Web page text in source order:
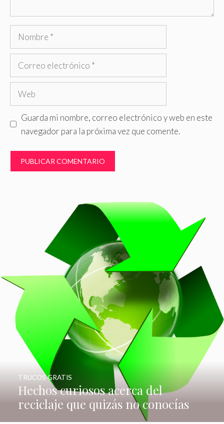
Nombre
Correo
Web
Guarda mi nombre, correo electrónico y web en este
navegador para la próxima vez que comente.
Hechos curiosos acerca del
reciclaje que quizás no conocías
TRUCOS GRATIS